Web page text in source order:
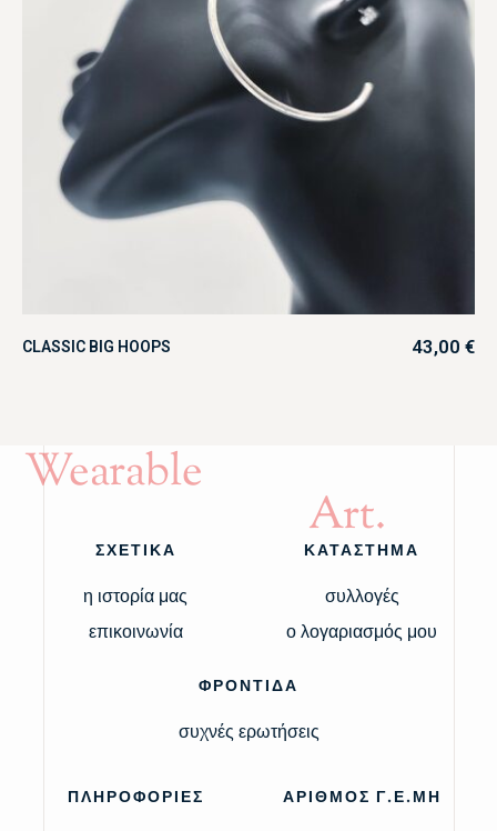
CLASSIC BIG HOOPS 43,00 €
Wearable
Art.
ΣΧΕΤΙΚΑ
η ιστορία μας
επικοινωνία
ΚΑΤΑΣΤΗΜΑ
συλλογές
ο λογαριασμός μου
ΦΡΟΝΤΙΔΑ
συχνές ερωτήσεις
ΠΛΗΡΟΦΟΡΙΕΣ ΑΡΙΘΜΟΣ Γ.Ε.ΜΗ